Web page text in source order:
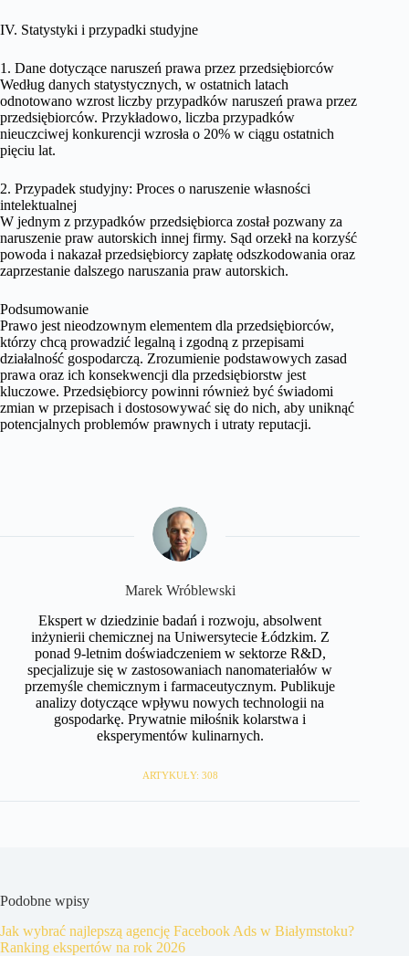
IV. Statystyki i przypadki studyjne
1. Dane dotyczące naruszeń prawa przez przedsiębiorców
Według danych statystycznych, w ostatnich latach
odnotowano wzrost liczby przypadków naruszeń prawa przez
przedsiębiorców. Przykładowo, liczba przypadków
nieuczciwej konkurencji wzrosła o 20% w ciągu ostatnich
pięciu lat.
2. Przypadek studyjny: Proces o naruszenie własności
intelektualnej
W jednym z przypadków przedsiębiorca został pozwany za
naruszenie praw autorskich innej firmy. Sąd orzekł na korzyść
powoda i nakazał przedsiębiorcy zapłatę odszkodowania oraz
zaprzestanie dalszego naruszania praw autorskich.
Podsumowanie
Prawo jest nieodzownym elementem dla przedsiębiorców,
którzy chcą prowadzić legalną i zgodną z przepisami
działalność gospodarczą. Zrozumienie podstawowych zasad
prawa oraz ich konsekwencji dla przedsiębiorstw jest
kluczowe. Przedsiębiorcy powinni również być świadomi
zmian w przepisach i dostosowywać się do nich, aby uniknąć
potencjalnych problemów prawnych i utraty reputacji.
Marek Wróblewski
Ekspert w dziedzinie badań i rozwoju, absolwent
inżynierii chemicznej na Uniwersytecie Łódzkim. Z
ponad 9-letnim doświadczeniem w sektorze R&D,
specjalizuje się w zastosowaniach nanomateriałów w
przemyśle chemicznym i farmaceutycznym. Publikuje
analizy dotyczące wpływu nowych technologii na
gospodarkę. Prywatnie miłośnik kolarstwa i
eksperymentów kulinarnych.
ARTYKUŁY: 308
Podobne wpisy
Jak wybrać najlepszą agencję Facebook Ads w Białymstoku?
Ranking ekspertów na rok 2026